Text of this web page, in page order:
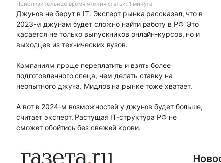
Приблизительное время чтения статьи: 1 минута
Джунов не берут в IT. Эксперт рынка рассказал, что в
2023-м джунам будет сложно найти работу в РФ. Это
касается не только выпускников онлайн-курсов, но и
выходцев из технических вузов.
Компаниям проще переплатить и взять более
подготовленного спеца, чем делать ставку на
неопытного джуна. Мидлов на рынке тоже хватает.
А вот в 2024-м возможностей у джунов будет больше,
считает эксперт. Растущая IT-структура РФ не
сможет обойтись без свежей крови.